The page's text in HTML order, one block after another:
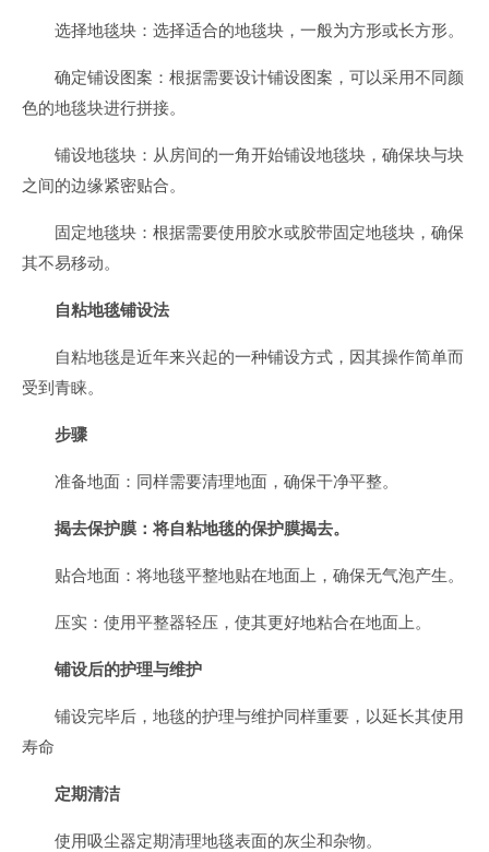
选择地毯块：选择适合的地毯块，一般为方形或长方形。
确定铺设图案：根据需要设计铺设图案，可以采用不同颜
色的地毯块进行拼接。
铺设地毯块：从房间的一角开始铺设地毯块，确保块与块
之间的边缘紧密贴合。
固定地毯块：根据需要使用胶水或胶带固定地毯块，确保
其不易移动。
自粘地毯铺设法
自粘地毯是近年来兴起的一种铺设方式，因其操作简单而
受到青睐。
步骤
准备地面：同样需要清理地面，确保干净平整。
揭去保护膜：将自粘地毯的保护膜揭去。
贴合地面：将地毯平整地贴在地面上，确保无气泡产生。
压实：使用平整器轻压，使其更好地粘合在地面上。
铺设后的护理与维护
铺设完毕后，地毯的护理与维护同样重要，以延长其使用
寿命
定期清洁
使用吸尘器定期清理地毯表面的灰尘和杂物。